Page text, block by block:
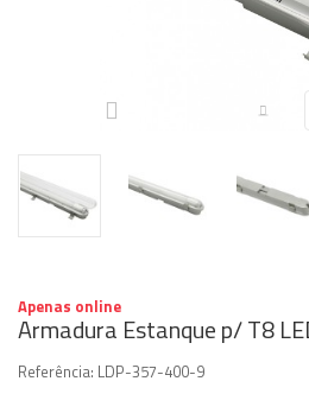
Apenas online
Armadura Estanque p/ T8
Referência: LDP-357-400-9